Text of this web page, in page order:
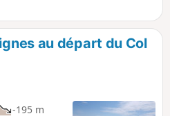
de
Ouest
de
qu'il
petit
seule
au départ du Col
-195 m